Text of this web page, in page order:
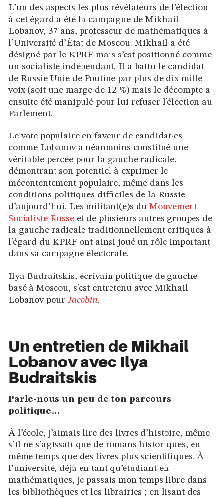
L’un des aspects les plus révélateurs de l’élection
à cet égard a été la campagne de Mikhail
Lobanov, 37 ans, professeur de mathématiques à
l’Université d’État de Moscou. Mikhail a été
désigné par le KPRF mais s’est positionné comme
un socialiste indépendant. Il a battu le candidat
de Russie Unie de Poutine par plus de dix mille
voix (soit une marge de 12 %) mais le décompte a
ensuite été manipulé pour lui refuser l’élection au
Parlement.
Le vote populaire en faveur de candidat·es
comme Lobanov a néanmoins constitué une
véritable percée pour la gauche radicale,
démontrant son potentiel à exprimer le
mécontentement populaire, même dans les
conditions politiques difficiles de la Russie
d’aujourd’hui. Les militant(e)s du Mouvement
Socialiste Russe et de plusieurs autres groupes de
la gauche radicale traditionnellement critiques à
l’égard du KPRF ont ainsi joué un rôle important
dans sa campagne électorale.
Ilya Budraitskis, écrivain politique de gauche
basé à Moscou, s’est entretenu avec Mikhail
Lobanov pourJacobin.
Un entretien de Mikhail
Lobanov avec Ilya
Budraitskis
Parle-nous un peu de ton parcours
politique…
À l’école, j’aimais lire des livres d’histoire, même
s’il ne s’agissait que de romans historiques, en
même temps que des livres plus scientifiques. À
l’université, déjà en tant qu’étudiant en
mathématiques, je passais mon temps libre dans
les bibliothèques et les librairies ; en lisant des